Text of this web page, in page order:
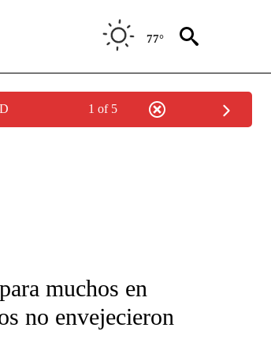
77°
1 of 5
PAGES ON "CNN-SPANISH".
muchos en
no envejecieron